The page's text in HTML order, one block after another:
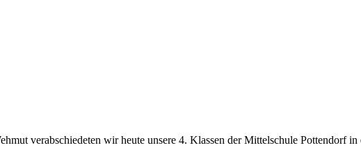
verabschiedeten wir heute unsere 4. Klassen der Mittelschule Pottendorf in